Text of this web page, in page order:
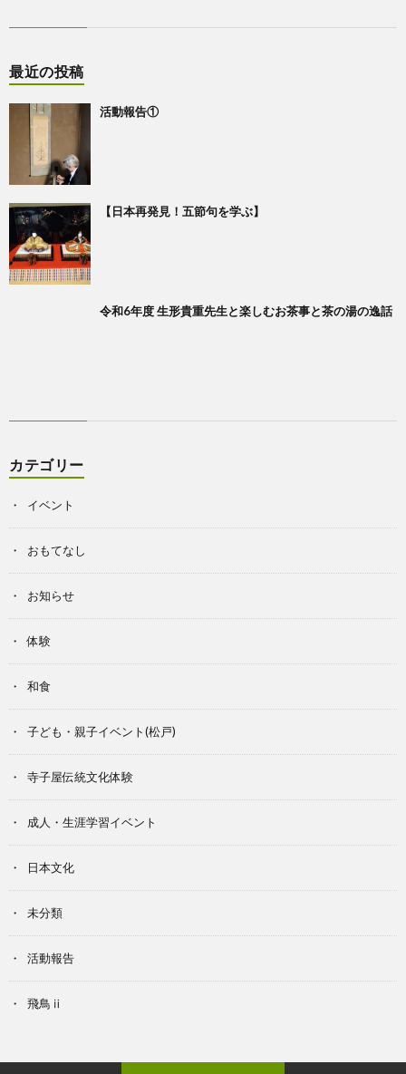
最近の投稿
活動報告①
【日本再発見！五節句を学ぶ】
令和6年度 生形貴重先生と楽しむお茶事と茶の湯の逸話
カテゴリー
イベント
おもてなし
お知らせ
体験
和食
子ども・親子イベント(松戸)
寺子屋伝統文化体験
成人・生涯学習イベント
日本文化
未分類
活動報告
飛鳥ⅱ